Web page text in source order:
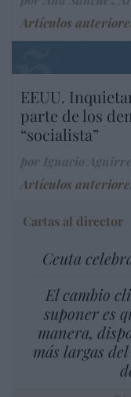
Artículos
EEUU.
parte de los
“socialista”
Artículos
Cartas al director
Ceuta
El cambio
suponer es
manera,
más largas